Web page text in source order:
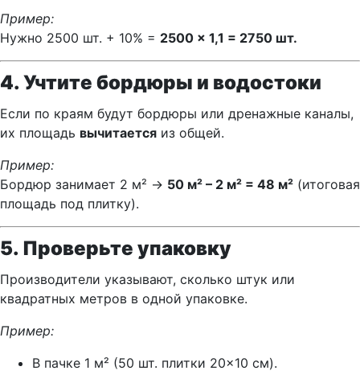
Пример:
Нужно 2500 шт. + 10% = 2500 × 1,1 = 2750 шт.
4. Учтите бордюры и водостоки
Если по краям будут бордюры или дренажные каналы,
их площадь вычитается из общей.
Пример:
Бордюр занимает 2 м² → 50 м² – 2 м² = 48 м² (итоговая
площадь под плитку).
5. Проверьте упаковку
Производители указывают, сколько штук или
квадратных метров в одной упаковке.
Пример:
В пачке 1 м² (50 шт. плитки 20×10 см).